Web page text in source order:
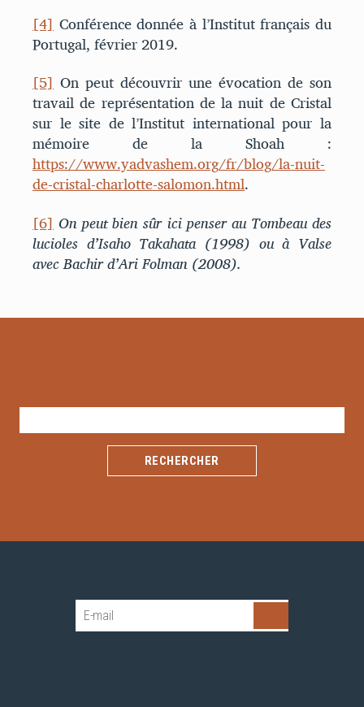
[4] Conférence donnée à l’Institut français du
Portugal, février 2019.
[5] On peut découvrir une évocation de son
travail de représentation de la nuit de Cristal
sur le site de l’Institut international pour la
mémoire de la Shoah :
https://www.yadvashem.org/fr/blog/la-nuit-
de-cristal-charlotte-salomon.html.
[6]On peut bien sûr ici penser au Tombeau des
lucioles d’Isaho Takahata (1998) ou à Valse
avec Bachird’Ari Folman (2008).